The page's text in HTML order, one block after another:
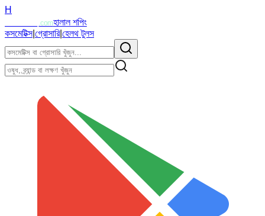
H
.comহালাল শপিং
কসমেটিক্স|গ্রোসারি|হেলথ টুলস